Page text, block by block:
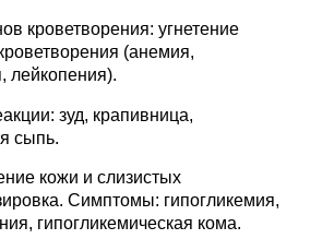
кроветворения: угнетение
(анемия,
лейкопения).
зуд, крапивница,
сыпь.
кожи и слизистых
Симптомы: гипогликемия,
гипогликемическая кома.